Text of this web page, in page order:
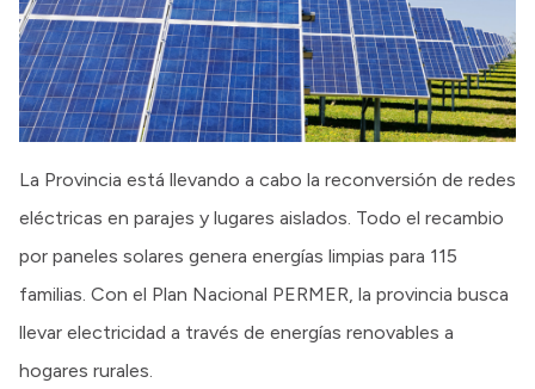
La Provincia está llevando a cabo la reconversión de redes
eléctricas en parajes y lugares aislados. Todo el recambio
por paneles solares genera energías limpias para 115
familias. Con el Plan Nacional PERMER, la provincia busca
llevar electricidad a través de energías renovables a
hogares rurales.